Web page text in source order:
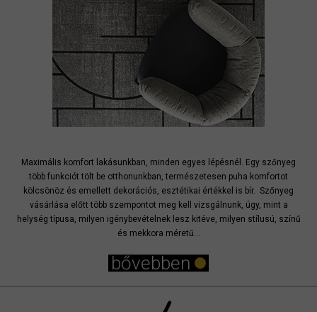
Maximális komfort lakásunkban, minden egyes lépésnél. Egy szőnyeg
több funkciót tölt be otthonunkban, természetesen puha komfortot
kölcsönöz és emellett dekorációs, esztétikai értékkel is bír. Szőnyeg
vásárlása előtt több szempontot meg kell vizsgálnunk, úgy, mint a
helység típusa, milyen igénybevételnek lesz kitéve, milyen stílusú, színű
és mekkora méretű...
bővebben